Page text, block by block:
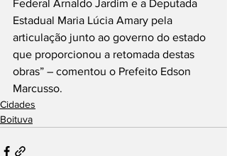
Federal Arnaldo Jardim e a Deputada
Estadual Maria Lúcia Amary pela
articulação junto ao governo do estado
que proporcionou a retomada destas
obras” – comentou o Prefeito Edson
Marcusso.
Cidades
Boituva